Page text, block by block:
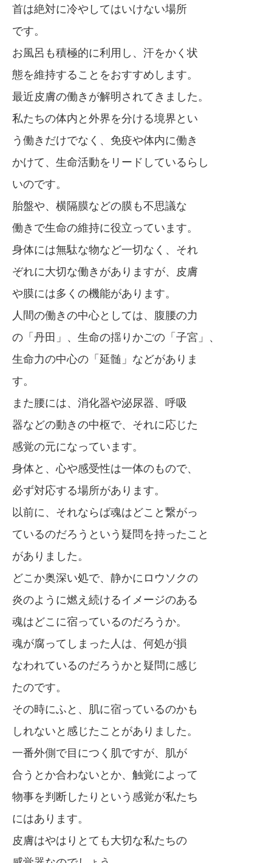
首は絶対に冷やしてはいけない場所
です。
お風呂も積極的に利用し、汗をかく状
態を維持することをおすすめします。
最近皮膚の働きが解明されてきました。
私たちの体内と外界を分ける境界とい
う働きだけでなく、免疫や体内に働き
かけて、生命活動をリードしているらし
いのです。
胎盤や、横隔膜などの膜も不思議な
働きで生命の維持に役立っています。
身体には無駄な物など一切なく、それ
ぞれに大切な働きがありますが、皮膚
や膜には多くの機能があります。
人間の働きの中心としては、腹腰の力
の「丹田」、生命の揺りかごの「子宮」、
生命力の中心の「延髄」などがありま
す。
また腰には、消化器や泌尿器、呼吸
器などの動きの中枢で、それに応じた
感覚の元になっています。
身体と、心や感受性は一体のもので、
必ず対応する場所があります。
以前に、それならば魂はどこと繋がっ
ているのだろうという疑問を持ったこと
がありました。
どこか奥深い処で、静かにロウソクの
炎のように燃え続けるイメージのある
魂はどこに宿っているのだろうか。
魂が腐ってしまった人は、何処が損
なわれているのだろうかと疑問に感じ
たのです。
その時にふと、肌に宿っているのかも
しれないと感じたことがありました。
一番外側で目につく肌ですが、肌が
合うとか合わないとか、触覚によって
物事を判断したりという感覚が私たち
にはあります。
皮膚はやはりとても大切な私たちの